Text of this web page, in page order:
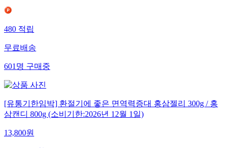
480적립
무료배송
601명구매중
[유통기한임박] 환절기에 좋은 면역력증대 홍삼젤리 300g / 홍
삼캔디 800g (소비기한:2026년 12월 1일)
13,800원